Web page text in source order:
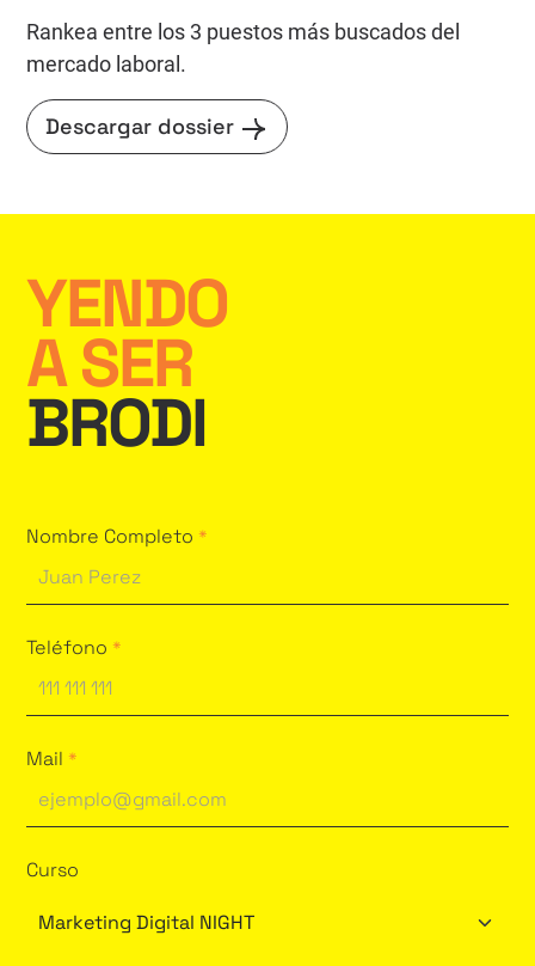
Rankea entre los 3 puestos más buscados del
mercado laboral.
Descargar dossier
YENDO
A SER
BRODI
Nombre Completo *
Teléfono *
Mail *
Curso